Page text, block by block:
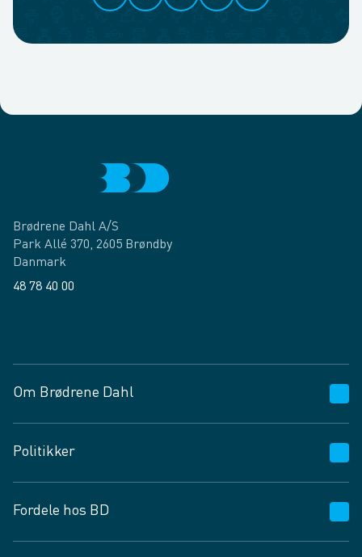
Brødrene Dahl A/S
Park Allé 370, 2605 Brøndby
Danmark
48 78 40 00
Om Brødrene Dahl
Vagttelefon 30 10 89 89
Spørgsmål og svar
Job og karriere
Fødevarekontrolrapport
Politikker
Privatlivspolitik
Cookies
Fordele hos BD